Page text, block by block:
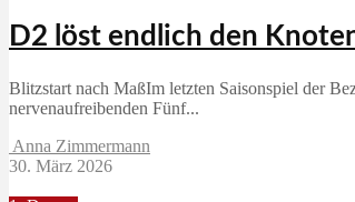
D2 löst endlich den
Blitzstart nach MaßIm letzten Saisonspiel der
nervenaufreibenden Fünf...
Anna Zimmermann
30. März 2026